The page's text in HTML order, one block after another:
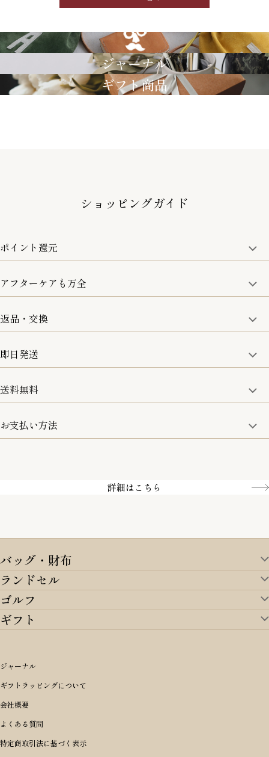
GRIMM LAB
ジャーナル
ギフト商品
ショッピングガイド
ポイント還元
商品金額の10%をポイント還元いたします。
アフターケアも万全
取り扱い商品はすべて正規品となります。
修理などのご相談に関しましては、責任を持って対応させてい
ただきます。
返品・交換
8日以内なら、返品・交換も可能です。
即日発送
15:00までのご注文は即日発送
お取寄せ商品を除く
送料無料
5,500円(税込)以上で全国送料無料となります。
お支払い方法
詳細はこちら
バッグ・財布
バッグ・財布TOP
すべてを見る
アイテムから選ぶ
リュックサック・デイパック・バックパック
ショルダーバッグ
ボディバッグ・ウエストバッグ
長財布
二つ折り財布
m＋ エムピウ
PORTER 吉田カバン ポーター
BRIEFING ブリーフィング
Dakota ダコタ
CLEDRAN クレドラン
ランドセル
ランドセルTOP
すべてを見る
オリジナルランドセル
女の子ランドセル
男の子ランドセル
ランドセル小物・その他
レッド
価格から選ぶ
〜49,999円
50,000円〜59,999円
60,000円〜69,999円
70,000円〜79,999円
ゴルフ
ゴルフTOP
アイテムから選ぶ
キャディバッグ
ヘッドカバー
ゴルフ小物
ゴルフウェア/アクセサリー
ブランドから選ぶ
BRIEFING ブリーフィング
master-piece マスターピース
JONES ジョーンズ
ギフト
シーンから探す
誕生日
結婚祝い
出産祝い
入学・進学祝い
性別・年齢から探す
男性向け
女性向け
10代
予算から探す
〜4,999円
5,000円〜9,999円
ジャーナル
ギフトラッピングについて
会社概要
よくある質問
特定商取引法に基づく表示